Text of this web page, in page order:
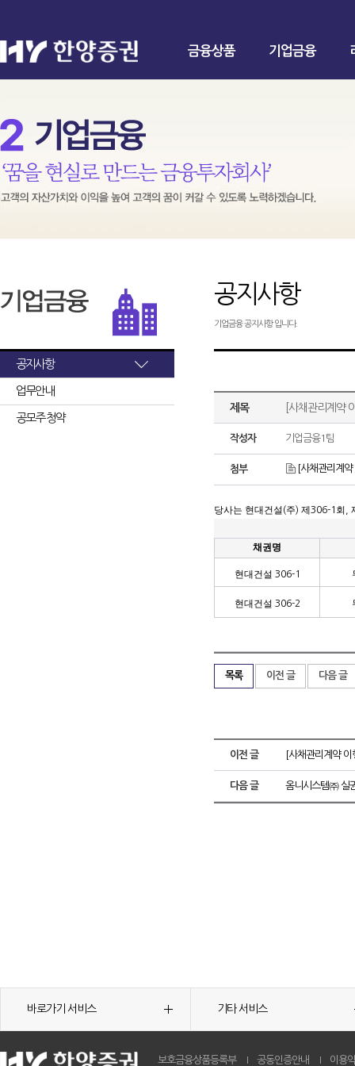
금융상품 기업금융
공지사항
업무안내
공모주 청약
공지사항
기업금융 공지사항 입니다.
제목 [사채관리계약
작성자 기업금융1팀
첨부 [사채관리계
당사는 현대건설 (주) 제 306-1 회
채권명
현대건설 306-1
현대건설 306-2
목록 이전 글 다음 글
이전 글 [사채관리계약
다음 글 옴니시스템㈜ 실
바로가기 서비스 기타 서비스
보호금융상품등록부 공동인증안내 이용